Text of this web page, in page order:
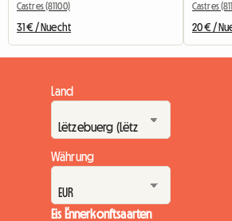
Castres (81100)
31 € / Nuecht
Castres
20 € /
Land
Währung
Eis Ënnerkonftsaarten